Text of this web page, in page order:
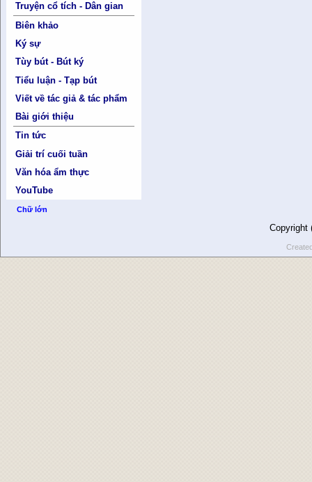
Truyện cổ tích - Dân gian
Biên khảo
Ký sự
Tùy bút - Bút ký
Tiểu luận - Tạp bút
Viết về tác giả & tác phẩm
Bài giới thiệu
Tin tức
Giải trí cuối tuần
Văn hóa ẩm thực
YouTube
Chữ lớn
Copyright